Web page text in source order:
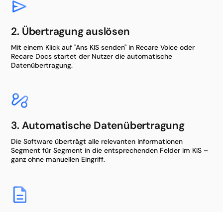
2. Übertragung auslösen
Mit einem Klick auf "Ans KIS senden" in Recare Voice oder
Recare Docs startet der Nutzer die automatische
Datenübertragung.
3. Automatische Datenübertragung
Die Software überträgt alle relevanten Informationen
Segment für Segment in die entsprechenden Felder im KIS –
ganz ohne manuellen Eingriff.